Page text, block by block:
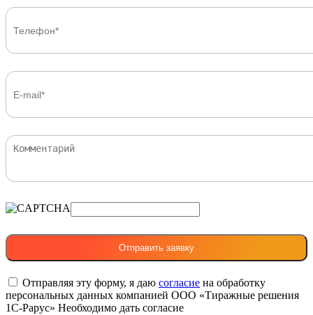
Отправляя эту форму, я даю согласие на обработку
персональных данных компанией ООО «Тиражные решения
1С-Рарус» Необходимо дать согласие